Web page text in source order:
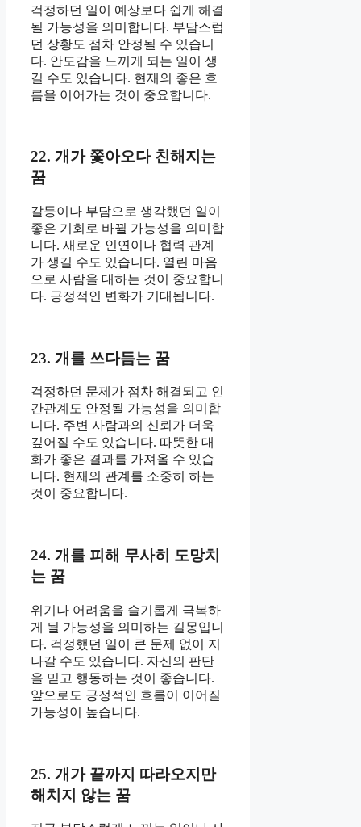
걱정하던 일이 예상보다 쉽게 해결
될 가능성을 의미합니다. 부담스럽
던 상황도 점차 안정될 수 있습니
다. 안도감을 느끼게 되는 일이 생
길 수도 있습니다. 현재의 좋은 흐
름을 이어가는 것이 중요합니다.
22. 개가 쫓아오다 친해지는
꿈
갈등이나 부담으로 생각했던 일이
좋은 기회로 바뀔 가능성을 의미합
니다. 새로운 인연이나 협력 관계
가 생길 수도 있습니다. 열린 마음
으로 사람을 대하는 것이 중요합니
다. 긍정적인 변화가 기대됩니다.
23. 개를 쓰다듬는 꿈
걱정하던 문제가 점차 해결되고 인
간관계도 안정될 가능성을 의미합
니다. 주변 사람과의 신뢰가 더욱
깊어질 수도 있습니다. 따뜻한 대
화가 좋은 결과를 가져올 수 있습
니다. 현재의 관계를 소중히 하는
것이 중요합니다.
24. 개를 피해 무사히 도망치
는 꿈
위기나 어려움을 슬기롭게 극복하
게 될 가능성을 의미하는 길몽입니
다. 걱정했던 일이 큰 문제 없이 지
나갈 수도 있습니다. 자신의 판단
을 믿고 행동하는 것이 좋습니다.
앞으로도 긍정적인 흐름이 이어질
가능성이 높습니다.
25. 개가 끝까지 따라오지만
해치지 않는 꿈